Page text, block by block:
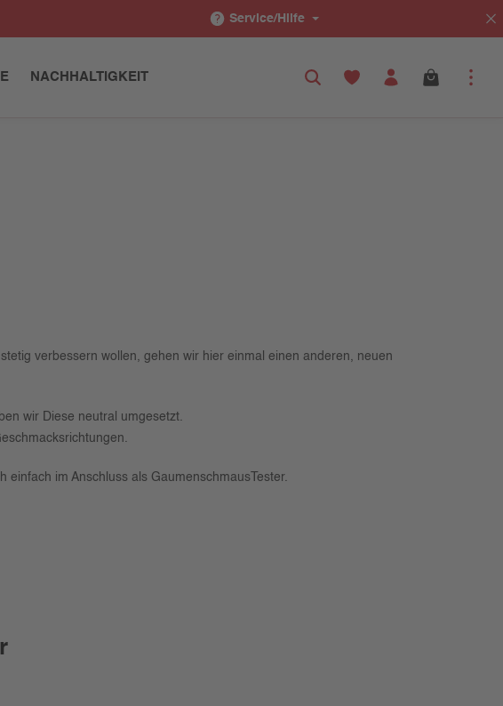
Service/Hilfe
NACHHALTIGKEIT
verbessern wollen, gehen wir hier einmal einen anderen, neuen
wir Diese neutral umgesetzt.
im Anschluss als GaumenschmausTester.